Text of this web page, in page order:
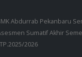
Abdurrab Pekanbaru
Sumatif Akhir
2026